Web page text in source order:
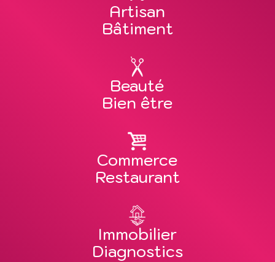
Artisan
Bâtiment
Beauté
Bien être
Commerce
Restaurant
Immobilier
Diagnostics